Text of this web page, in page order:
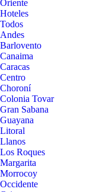
Oriente
Hoteles
Todos
Andes
Barlovento
Canaima
Caracas
Centro
Choroní
Colonia Tovar
Gran Sabana
Guayana
Litoral
Llanos
Los Roques
Margarita
Morrocoy
Occidente